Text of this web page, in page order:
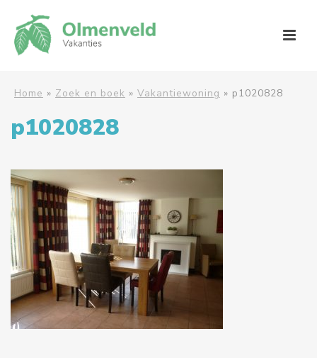
Home » Zoek en boek » Vakantiewoning » p1020828
p1020828